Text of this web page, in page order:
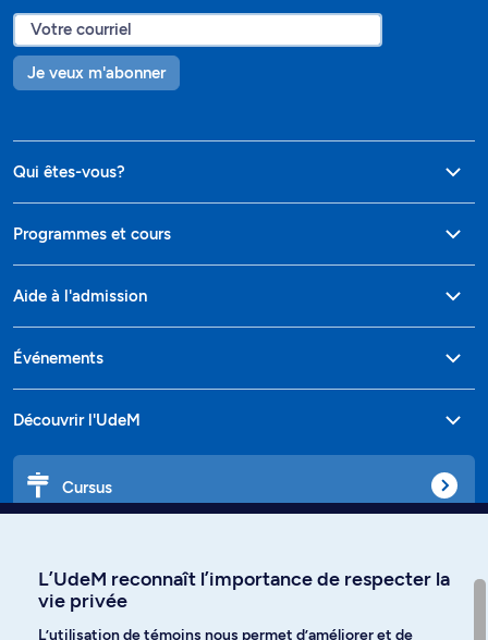
Je veux m'abonner
Qui êtes-vous?
Programmes et cours
Aide à l'admission
Événements
Découvrir l'UdeM
Cursus
L’UdeM reconnaît l’importance de respecter la
vie privée
L’utilisation de témoins nous permet d’améliorer et de